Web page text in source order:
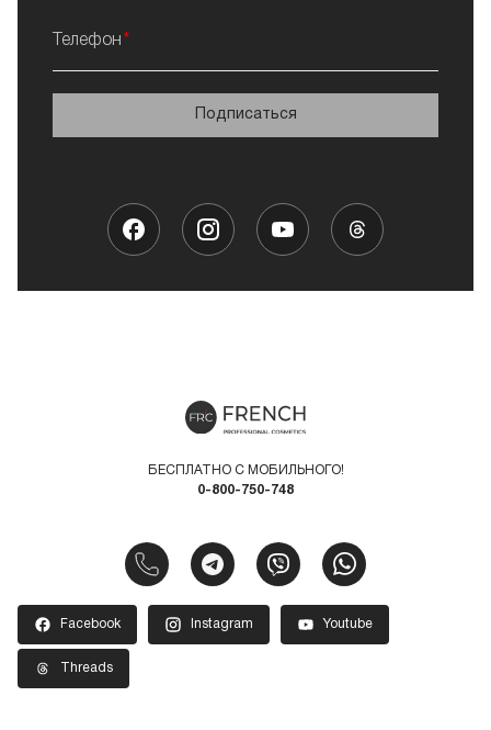
Телефон
Подписаться
БЕСПЛАТНО С МОБИЛЬНОГО!
0-800-750-748
Facebook Instagram Youtube
Threads